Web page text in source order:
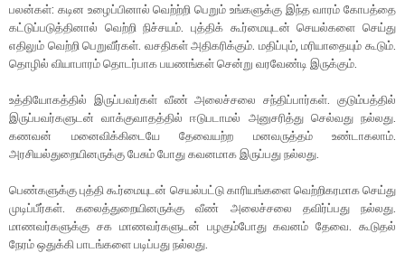
பலன்கள்: கடின உழைப்பினால் வெற்ற்றி பெறும் உங்களுக்கு இந்த வாரம் கோபத்தை
கட்டுப்படுத்தினால் வெற்றி நிச்சயம். புத்திக் கூர்மையுடன் செயல்களை செய்து
எதிலும் வெற்றி பெறுவீர்கள். வசதிகள் அதிகரிக்கும். மதிப்பும், மரியாதையும் கூடும்.
தொழில் வியாபாரம் தொடர்பாக பயணங்கள் சென்று வரவேண்டி இருக்கும்.
உத்தியோகத்தில் இருப்பவர்கள் வீண் அலைச்சலை சந்திப்பார்கள். குடும்பத்தில்
இருப்பவர்களுடன் வாக்குவாதத்தில் ஈடுபடாமல் அனுசரித்து செல்வது நல்லது.
கணவன் மனைவிக்கிடையே தேவையற்ற மனவருத்தம் உண்டாகலாம்.
அரசியல்துறையினருக்கு பேசும் போது கவனமாக இருப்பது நல்லது.
பெண்களுக்கு புத்தி கூர்மையுடன் செயல்பட்டு காரியங்களை வெற்றிகரமாக செய்து
முடிப்பீர்கள். கலைத்துறையினருக்கு வீண் அலைச்சலை தவிர்ப்பது நல்லது.
மாணவர்களுக்கு சக மாணவர்களுடன் பழகும்போது கவனம் தேவை. கூடுதல்
நேரம் ஒதுக்கி பாடங்களை படிப்பது நல்லது.